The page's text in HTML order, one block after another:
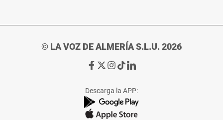
© LA VOZ DE ALMERÍA S.L.U. 2026
Ir
de
La
Voz
Ir
de
La
Voz
Ir
de
La
Voz
Ir
de
La
Voz
Ir
de
La
Voz
Descarga la APP: